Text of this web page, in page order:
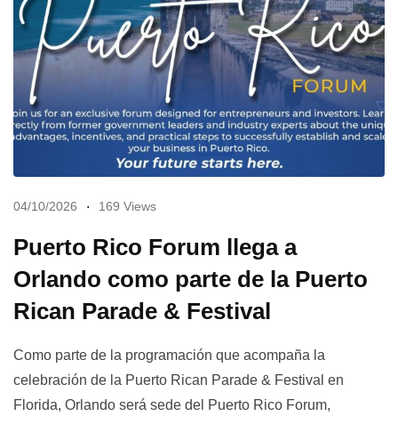
04/10/2026 169 Views
Puerto Rico Forum llega a
Orlando como parte de la Puerto
Rican Parade & Festival
Como parte de la programación que acompaña la
celebración de la Puerto Rican Parade & Festival en
Florida, Orlando será sede del Puerto Rico Forum,